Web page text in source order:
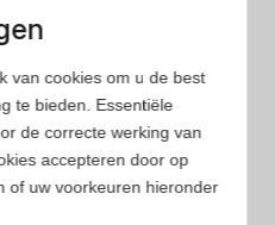
je verzameld zodat jij
van cookies om u de best
te bieden. Essentiële
de correcte werking van
accepteren door op
of uw voorkeuren hieronder